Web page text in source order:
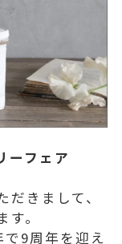
ーフェア
きまして、
。
9周年を迎え